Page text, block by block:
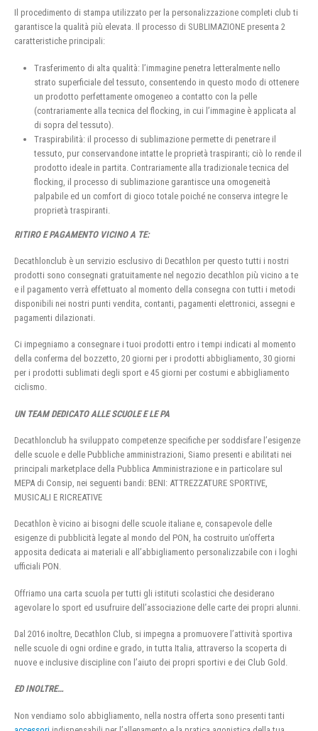
Il procedimento di stampa utilizzato per la personalizzazione completi club ti
garantisce la qualità più elevata. Il processo di SUBLIMAZIONE presenta 2
caratteristiche principali:
Trasferimento di alta qualità: l’immagine penetra letteralmente nello
strato superficiale del tessuto, consentendo in questo modo di ottenere
un prodotto perfettamente omogeneo a contatto con la pelle
(contrariamente alla tecnica del flocking, in cui l’immagine è applicata al
di sopra del tessuto).
Traspirabilità: il processo di sublimazione permette di penetrare il
tessuto, pur conservandone intatte le proprietà traspiranti; ciò lo rende il
prodotto ideale in partita. Contrariamente alla tradizionale tecnica del
flocking, il processo di sublimazione garantisce una omogeneità
palpabile ed un comfort di gioco totale poiché ne conserva integre le
proprietà traspiranti.
RITIRO E PAGAMENTO VICINO A TE:
Decathlonclub è un servizio esclusivo di Decathlon per questo tutti i nostri
prodotti sono consegnati gratuitamente nel negozio decathlon più vicino a te
e il pagamento verrà effettuato al momento della consegna con tutti i metodi
disponibili nei nostri punti vendita, contanti, pagamenti elettronici, assegni e
pagamenti dilazionati.
Ci impegniamo a consegnare i tuoi prodotti entro i tempi indicati al momento
della conferma del bozzetto, 20 giorni per i prodotti abbigliamento, 30 giorni
per i prodotti sublimati degli sport e 45 giorni per costumi e abbigliamento
ciclismo.
UN TEAM DEDICATO ALLE SCUOLE E LE PA
Decathlonclub ha sviluppato competenze specifiche per soddisfare l’esigenze
delle scuole e delle Pubbliche amministrazioni, Siamo presenti e abilitati nei
principali marketplace della Pubblica Amministrazione e in particolare sul
MEPA di Consip, nei seguenti bandi: BENI: ATTREZZATURE SPORTIVE,
MUSICALI E RICREATIVE
Decathlon è vicino ai bisogni delle scuole italiane e, consapevole delle
esigenze di pubblicità legate al mondo del PON, ha costruito un’offerta
apposita dedicata ai materiali e all’abbigliamento personalizzabile con i loghi
ufficiali PON.
Offriamo una carta scuola per tutti gli istituti scolastici che desiderano
agevolare lo sport ed usufruire dell’associazione delle carte dei propri alunni.
Dal 2016 inoltre, Decathlon Club, si impegna a promuovere l’attività sportiva
nelle scuole di ogni ordine e grado, in tutta Italia, attraverso la scoperta di
nuove e inclusive discipline con l’aiuto dei propri sportivi e dei Club Gold.
ED INOLTRE…
Non vendiamo solo abbigliamento, nella nostra offerta sono presenti tanti